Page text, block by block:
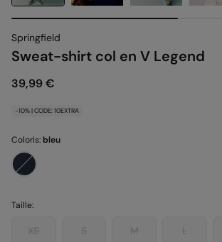
Springfield
Sweat-shirt col en V Legend
39,99 €
-10% | CODE: 10EXTRA
Coloris:bleu
Taille:
XS S M L